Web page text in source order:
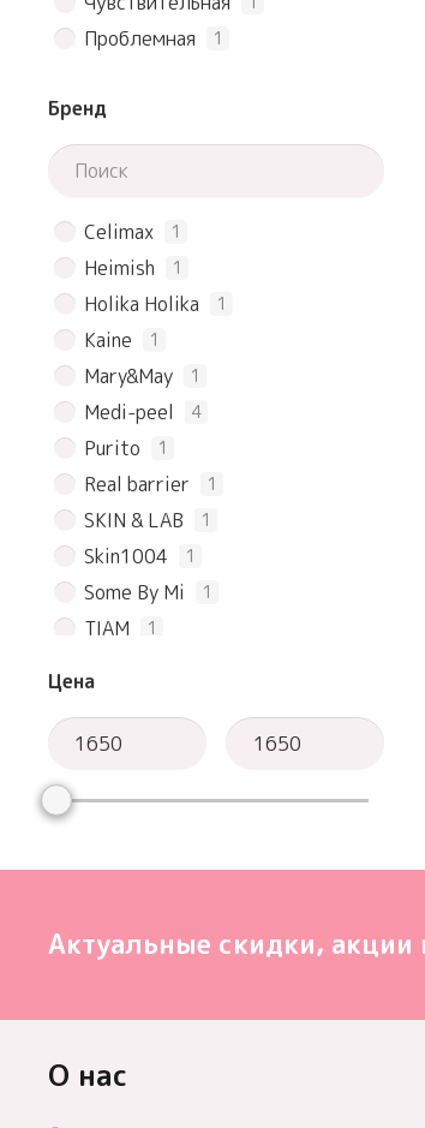
Проблемная 1
Бренд
Celimax 1
Heimish 1
Holika Holika 1
Kaine 1
Mary&May 1
Medi-peel 4
Purito 1
Real barrier 1
SKIN & LAB 1
Skin1004 1
Some By Mi 1
TIAM 1
Ciracle
Lagom 1
Цена
Актуальные скидки,
О нас